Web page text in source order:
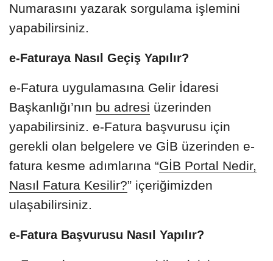
Numarasını yazarak sorgulama işlemini
yapabilirsiniz.
e-Faturaya Nasıl Geçiş Yapılır?
e-Fatura uygulamasına Gelir İdaresi
Başkanlığı’nın bu adresi üzerinden
yapabilirsiniz. e-Fatura başvurusu için
gerekli olan belgelere ve GİB üzerinden e-
fatura kesme adımlarına “GİB Portal Nedir,
Nasıl Fatura Kesilir?” içeriğimizden
ulaşabilirsiniz.
e-Fatura Başvurusu Nasıl Yapılır?